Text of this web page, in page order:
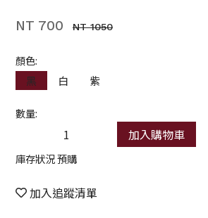
NT 700 NT 1050
顏色:
黑
白 紫
數量:
加入購物車
庫存狀況 預購
加入追蹤清單